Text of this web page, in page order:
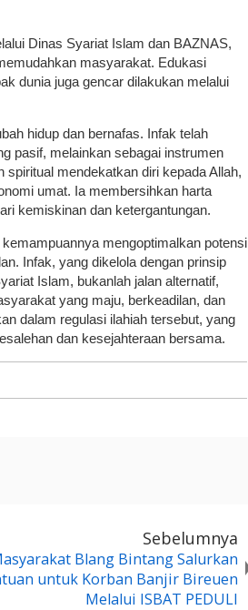
Dinas Syariat Islam dan BAZNAS,
masyarakat. Edukasi
dunia juga gencar dilakukan melalui
hidup dan bernafas. Infak telah
pasif, melainkan sebagai instrumen
mendekatkan diri kepada Allah,
umat. Ia membersihkan harta
kemiskinan dan ketergantungan.
mengoptimalkan potensi
Infak, yang dikelola dengan prinsip
Islam, bukanlah jalan alternatif,
yang maju, berkeadilan, dan
dalam regulasi ilahiah tersebut, yang
dan kesejahteraan bersama.
Sebelumnya
Blang Bintang Salurkan
untuk Korban Banjir Bireuen
Melalui ISBAT PEDULI